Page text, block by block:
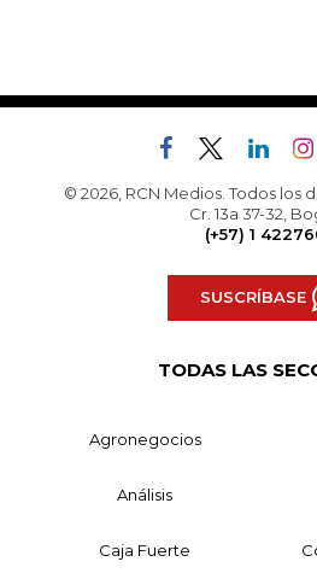
© 2026, RCN Medios. Todos los
Cr. 13a 37-32,
(+57) 1
SUSCRÍBASE
TODAS LAS
Agronegocios
Análisis
Caja Fuerte